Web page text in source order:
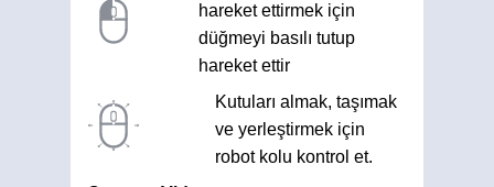
hareket ettirmek için
düğmeyi basılı tutup
hareket ettir
Kutuları almak, taşımak
ve yerleştirmek için
robot kolu kontrol et.